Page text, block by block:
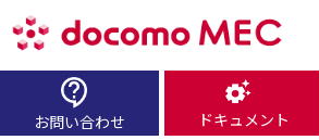
お問い合わせ ドキュメント